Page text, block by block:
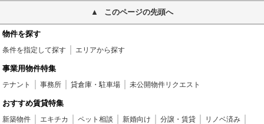
このページの先頭へ
物件を探す
条件を指定して探す エリアから探す
事業用物件特集
テナント 事務所 貸倉庫・駐車場 未公開物件リクエスト
おすすめ賃貸特集
新築物件 エキチカ ペット相談 新婚向け 分譲・賃貸
リノベ済み